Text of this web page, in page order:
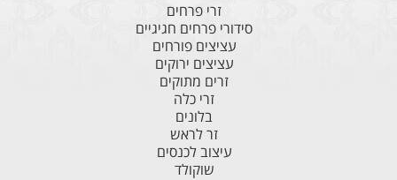
זרי פרחים
סידורי פרחים חגיגיים
עציצים פורחים
עציצים ירוקים
זרים מתוקים
זרי כלה
בלונים
זר לראש
עיצוב לכנסים
שוקולד